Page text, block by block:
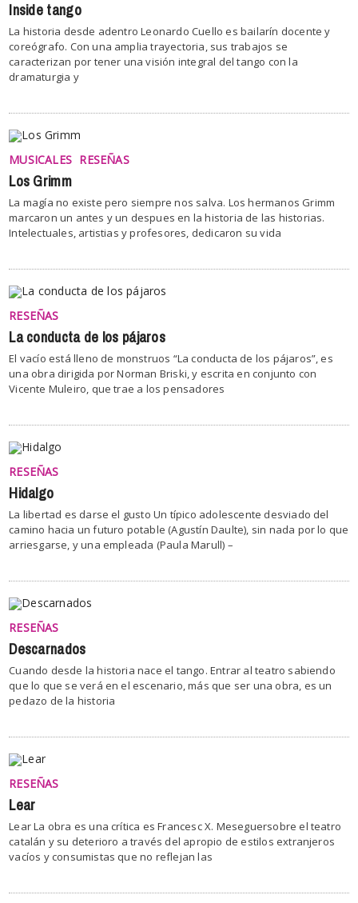
Inside tango
La historia desde adentro Leonardo Cuello es bailarín docente y
coreógrafo. Con una amplia trayectoria, sus trabajos se
caracterizan por tener una visión integral del tango con la
dramaturgia y
MUSICALES RESEÑAS
Los Grimm
La magía no existe pero siempre nos salva. Los hermanos Grimm
marcaron un antes y un despues en la historia de las historias.
Intelectuales, artistias y profesores, dedicaron su vida
RESEÑAS
La conducta de los pájaros
El vacío está lleno de monstruos “La conducta de los pájaros”, es
una obra dirigida por Norman Briski, y escrita en conjunto con
Vicente Muleiro, que trae a los pensadores
RESEÑAS
Hidalgo
La libertad es darse el gusto Un típico adolescente desviado del
camino hacia un futuro potable (Agustín Daulte), sin nada por lo que
arriesgarse, y una empleada (Paula Marull) –
RESEÑAS
Descarnados
Cuando desde la historia nace el tango. Entrar al teatro sabiendo
que lo que se verá en el escenario, más que ser una obra, es un
pedazo de la historia
RESEÑAS
Lear
Lear La obra es una crítica es Francesc X. Meseguersobre el teatro
catalán y su deterioro a través del apropio de estilos extranjeros
vacíos y consumistas que no reflejan las